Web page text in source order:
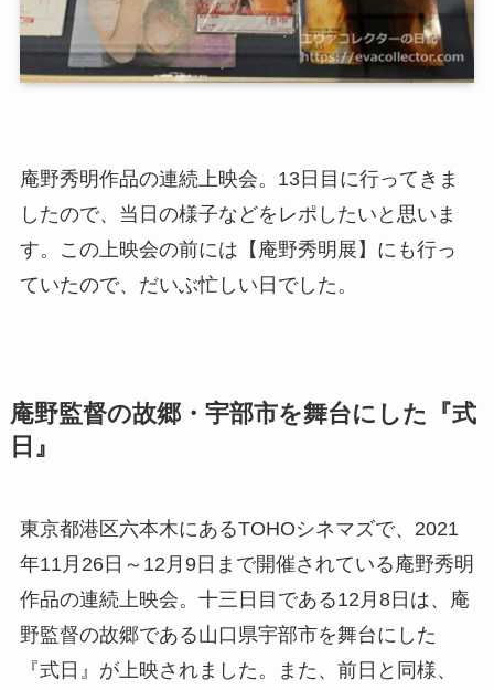
庵野秀明作品の連続上映会。13日目に行ってきま
したので、当日の様子などをレポしたいと思いま
す。この上映会の前には【庵野秀明展】にも行っ
ていたので、だいぶ忙しい日でした。
庵野監督の故郷・宇部市を舞台にした『式
日』
東京都港区六本木にあるTOHOシネマズで、2021
年11月26日～12月9日まで開催されている庵野秀明
作品の連続上映会。十三日目である12月8日は、庵
野監督の故郷である山口県宇部市を舞台にした
『式日』が上映されました。また、前日と同様、